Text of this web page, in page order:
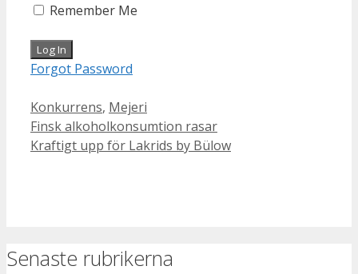
Remember Me
Forgot Password
Categories
Konkurrens, Mejeri
Finsk alkoholkonsumtion rasar
Kraftigt upp för Lakrids by Bülow
Senaste rubrikerna